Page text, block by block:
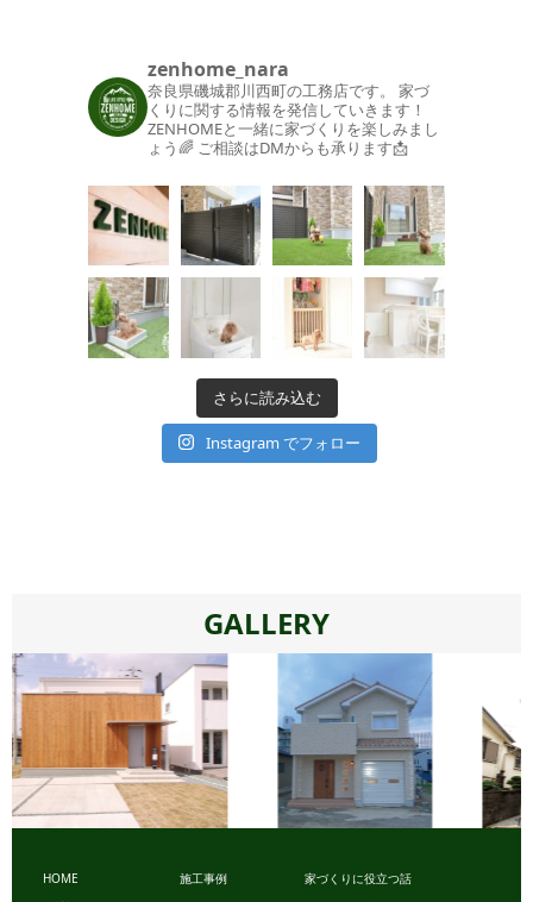
zenhome_nara
奈良県磯城郡川西町の工務店です。
家づ
くりに関する情報を発信していきます！
ZENHOMEと一緒に家づくりを楽しみまし
ょう🌈 ご相談はDMからも承ります📩
さらに読み込む
Instagram でフォロー
GALLERY
ェスタイル
HOME
施工事例
家づくりに役立つ話